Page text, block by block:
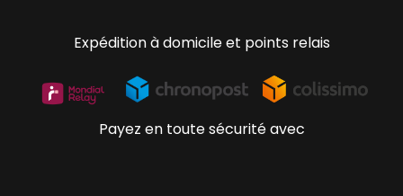
Expédition à domicile et points relais
Payez en toute sécurité avec